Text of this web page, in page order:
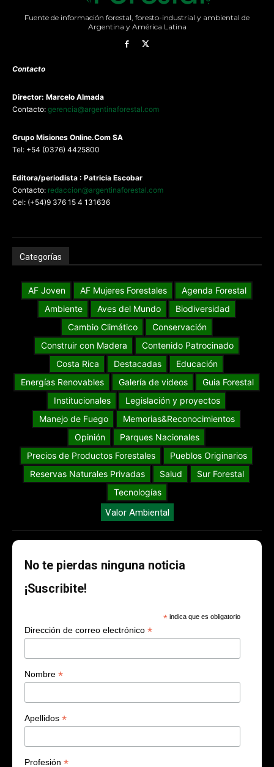
Fuente de información forestal, foresto-industrial y ambiental de
Argentina y América Latina
Contacto
Director: Marcelo Almada
Contacto: gerencia@argentinaforestal.com
Grupo Misiones Online.Com SA
Tel: +54 (0376) 4425800
Editora/periodista : Patricia Escobar
Contacto: redaccion@argentinaforestal.com
Cel: (+54)9 376 15 4 131636
Categorías
AF Joven AF Mujeres Forestales
Agenda Forestal
Ambiente
Aves del Mundo
Biodiversidad
Cambio Climático
Conservación
Construir con Madera
Contenido Patrocinado
Costa Rica
Destacadas
Educación
Energías Renovables
Galería de videos
Guia Forestal
Institucionales
Legislación y proyectos
Manejo de Fuego
Memorias&Reconocimientos
Opinión
Parques Nacionales
Precios de Productos Forestales
Pueblos Originarios
Reservas Naturales Privadas
Salud
Sur Forestal
Tecnologías
Valor Ambiental
No te pierdas ninguna noticia
¡Suscribite!
* indica que es obligatorio
Dirección de correo electrónico *
Nombre *
Apellidos *
Profesión *